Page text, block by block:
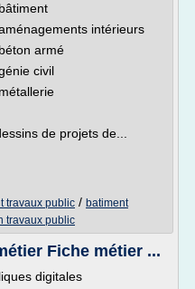
intérieurs
armé
civil
de projets de...
travaux public / batiment
travaux public
Fiche métier ...
digitales